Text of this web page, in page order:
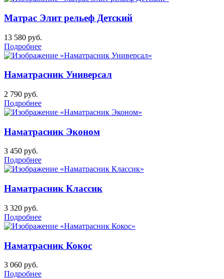
Матрас Элит рельеф Детский
13 580 руб.
Подробнее
Наматрасник Универсал
2 790 руб.
Подробнее
Наматрасник Эконом
3 450 руб.
Подробнее
Наматрасник Классик
3 320 руб.
Подробнее
Наматрасник Кокос
3 060 руб.
Подробнее